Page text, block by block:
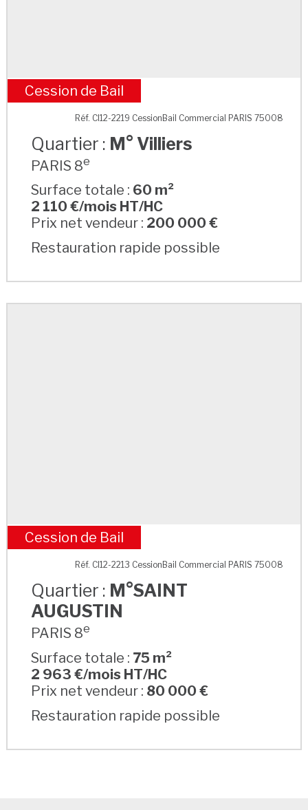
M° Villiers
Cession de Bail
Réf. CI12-2219 CessionBail Commercial PARIS 75008
Quartier : M° Villiers
PARIS 8e
Surface totale : 60 m²
2 110 €/mois HT/HC
Prix net vendeur : 200 000 €
Restauration rapide possible
M°SAINT AUGUSTIN
Cession de Bail
Réf. CI12-2213 CessionBail Commercial PARIS 75008
Quartier : M°SAINT
AUGUSTIN
PARIS 8e
Surface totale : 75 m²
2 963 €/mois HT/HC
Prix net vendeur : 80 000 €
Restauration rapide possible